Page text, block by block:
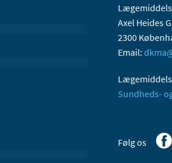
Axel Heides
2300
Email:
Sundheds-
Følg os